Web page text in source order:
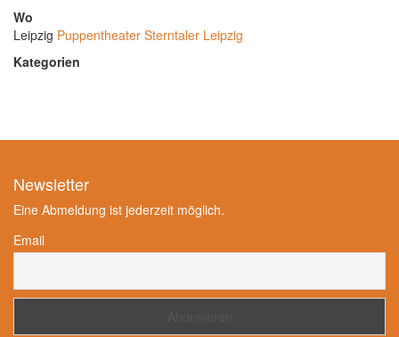
Wo
Leipzig Puppentheater Sterntaler Leipzig
Kategorien
Newsletter
Eine Abmeldung ist jederzeit möglich.
Email